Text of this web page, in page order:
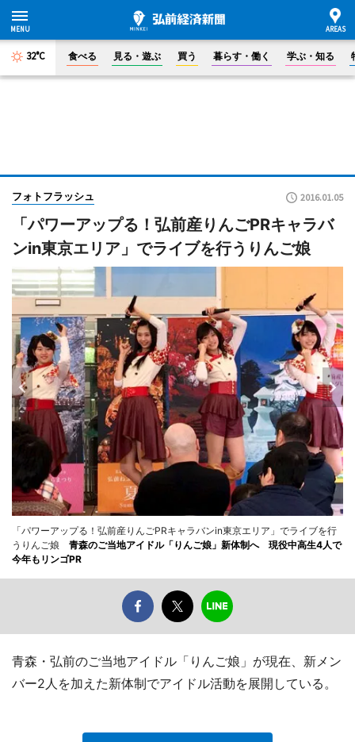
32°C 食べる 見る・遊ぶ 買う 暮らす・働く 学ぶ・知る
フォトフラッシュ 2016.01.05
「パワーアップる！弘前産りんごPRキャラバ
ンin東京エリア」でライブを行うりんご娘
「パワーアップる！弘前産りんごPRキャラバンin東京エリア」でライブを行
うりんご娘 青森のご当地アイドル「りんご娘」新体制へ 現役中高生4人で
今年もリンゴPR
青森・弘前のご当地アイドル「りんご娘」が現在、新メン
バー2人を加えた新体制でアイドル活動を展開している。